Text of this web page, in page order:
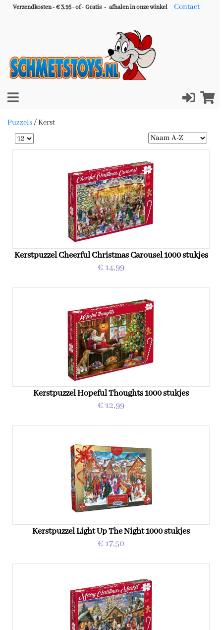
Verzendkosten - € 3.95-of- Gratis - afhalen in onze winkel Contact
Puzzels/Kerst
Kerstpuzzel Cheerful Christmas Carousel 1000 stukjes
€ 14,99
Kerstpuzzel Hopeful Thoughts 1000 stukjes
€ 12,99
Kerstpuzzel Light Up The Night 1000 stukjes
€ 17,50